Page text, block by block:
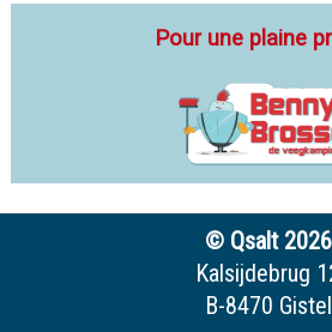
Pour une plaine
© Qsalt 2026
Kalsijdebrug
B-8470 Gistel